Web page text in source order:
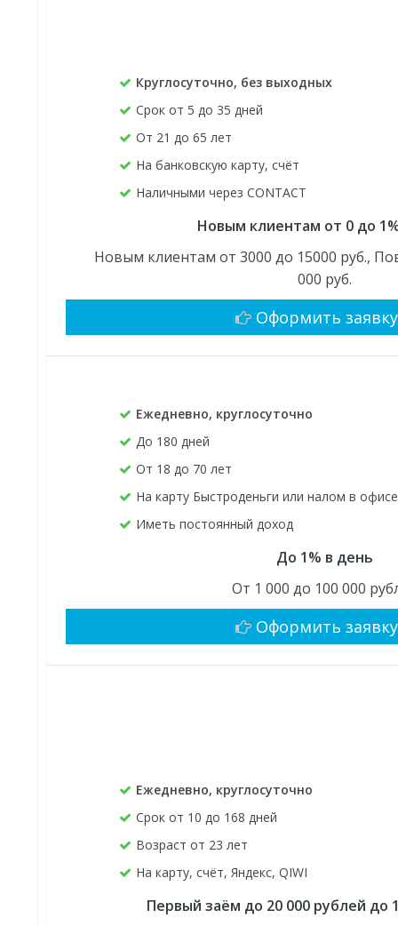
Круглосуточно, без выходных
Срок от 5 до 35 дней
От 21 до 65 лет
На банковскую карту, счёт
Наличными через CONTACT
Новым клиентам от 0 до
Новым клиентам от 3000 до 15000 руб.,
000 руб.
Оформить заявку
Ежедневно, круглосуточно
До 180 дней
От 18 до 70 лет
На карту Быстроденьги или налом в офисе
Иметь постоянный доход
До 1% в день
От 1 000 до 100 000
Оформить заявку
Ежедневно, круглосуточно
Срок от 10 до 168 дней
Возраст от 23 лет
На карту, счёт, Яндекс, QIWI
Первый заём до 20 000 рублей до